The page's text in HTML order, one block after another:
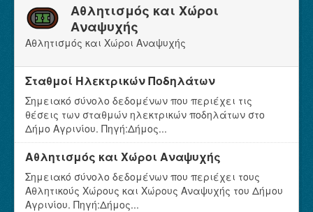
Αθλητισμός και Χώροι
Αναψυχής
Αθλητισμός και Χώροι Αναψυχής
Σταθμοί Ηλεκτρικών Ποδηλάτων
Σημειακό σύνολο δεδομένων που περιέχει τις
θέσεις των σταθμών ηλεκτρικών ποδηλάτων στο
Δήμο Αγρινίου. Πηγή:Δήμος...
Αθλητισμός και Χώροι Αναψυχής
Σημειακό σύνολο δεδομένων που περιέχει τους
Αθλητικούς Χώρους και Χώρους Αναψυχής του Δήμου
Αγρινίου. Πηγή:Δήμος...